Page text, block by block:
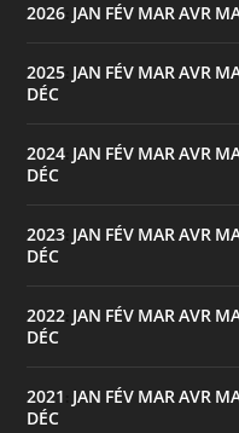
2026 JAN FÉV MARAVR
2025 JAN FÉV MARAVR
DÉC
2024 JAN FÉV MARAVR
DÉC
2023 JAN FÉV MARAVR
DÉC
2022 JAN FÉV MARAVR
DÉC
2021 JAN FÉV MARAVR
DÉC